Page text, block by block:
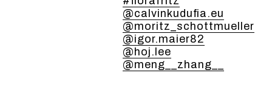
@calvinkudufia.eu
@moritz_schottmueller
@igor.maier82
@hoj.lee
@meng__zhang__